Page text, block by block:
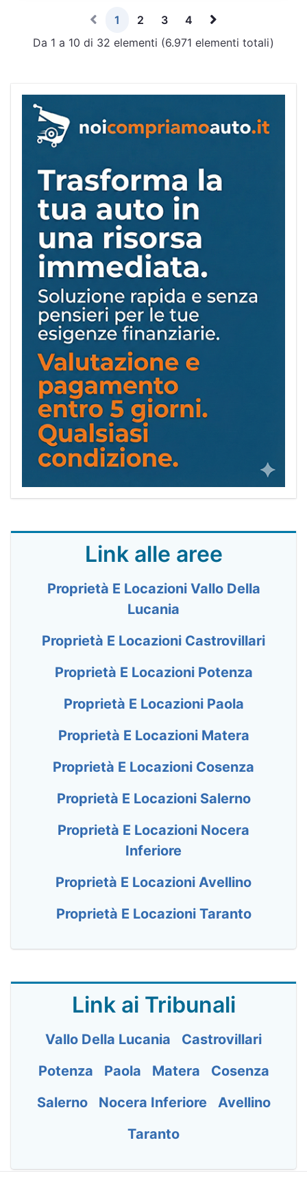
1 2 3
4
Da 1 a 10 di 32 elementi (6.971 elementi totali)
Link alle aree
Proprietà E Locazioni Vallo Della
Lucania
Proprietà E Locazioni Castrovillari
Proprietà E Locazioni Potenza
Proprietà E Locazioni Paola
Proprietà E Locazioni Matera
Proprietà E Locazioni Cosenza
Proprietà E Locazioni Salerno
Proprietà E Locazioni Nocera
Inferiore
Proprietà E Locazioni Avellino
Proprietà E Locazioni Taranto
Link ai Tribunali
Vallo Della Lucania
Castrovillari
Potenza
Paola Matera
Cosenza
Salerno
Nocera Inferiore
Avellino
Taranto